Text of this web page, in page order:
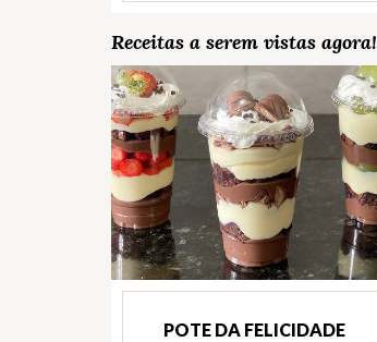
Receitas a serem vistas agora!
POTE DA FELICIDADE